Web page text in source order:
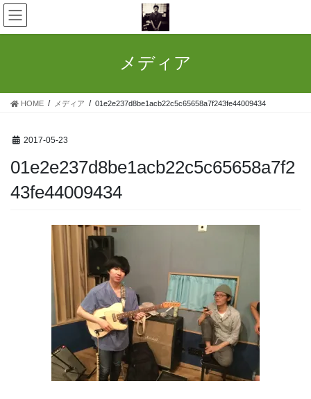
コ
ン
テ
ス
ナ
ビ
ゲ
ン
メディア
HOME メディア 01e2e237d8be1acb22c5c65658a7f243fe44009434
2017-05-23
01e2e237d8be1acb22c5c65658a7f2
43fe44009434